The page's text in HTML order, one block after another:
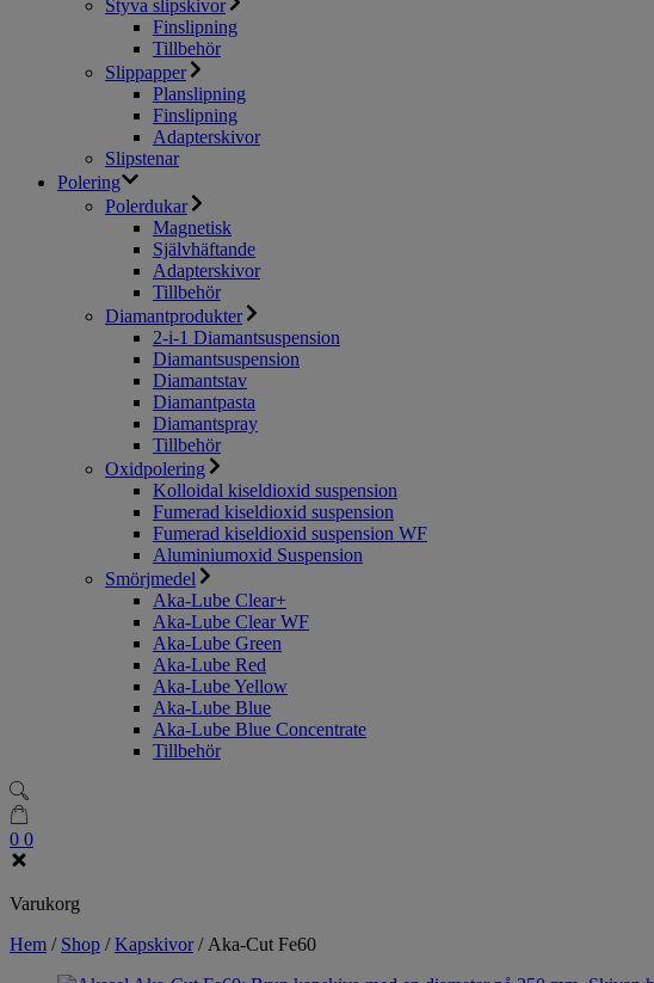
Styva slipskivor
Finslipning
Tillbehör
Slippapper
Planslipning
Finslipning
Adapterskivor
Slipstenar
Polering
Polerdukar
Magnetisk
Självhäftande
Adapterskivor
Tillbehör
Diamantprodukter
2-i-1 Diamantsuspension
Diamantsuspension
Diamantstav
Diamantpasta
Diamantspray
Tillbehör
Oxidpolering
Kolloidal kiseldioxid suspension
Fumerad kiseldioxid suspension
Fumerad kiseldioxid suspension WF
Aluminiumoxid Suspension
Smörjmedel
Aka-Lube Clear+
Aka-Lube Clear WF
Aka-Lube Green
Aka-Lube Red
Aka-Lube Yellow
Aka-Lube Blue
Aka-Lube Blue Concentrate
Tillbehör
0 0
Varukorg
Hem / Shop /Kapskivor/ Aka-Cut Fe60